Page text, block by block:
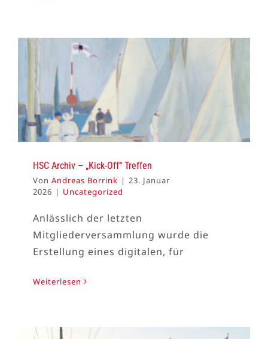
HSC Archiv – „Kick-Off“ Treffen
Von Andreas Borrink | 23. Januar
2026 | Uncategorized
Anlässlich der letzten
Mitgliederversammlung wurde die
Erstellung eines digitalen, für
Weiterlesen